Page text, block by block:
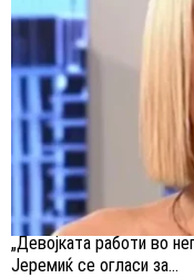
„Девојката работи во
Јеремиќ се огласи за...